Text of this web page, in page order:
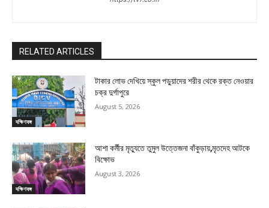
RELATED ARTICLES
দক্ষিণবঙ্গ
টাকার লোভ দেখিয়ে স্কুল পড়ুয়াদের শরীর থেকে রক্ত নেওয়ার
চক্র দুর্গাপুরে
August 5, 2026
দক্ষিণবঙ্গ
আশা কর্মীর মৃত্যুতে তুমুল উত্তেজনা বাঁকুড়ায়,মৃতদেহ আটকে
বিক্ষোভ
August 3, 2026